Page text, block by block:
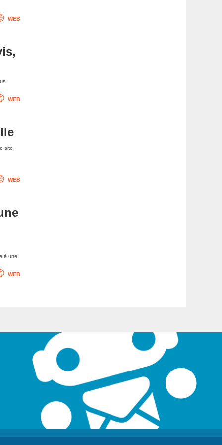
WEB
WEB
site
WEB
à une
WEB